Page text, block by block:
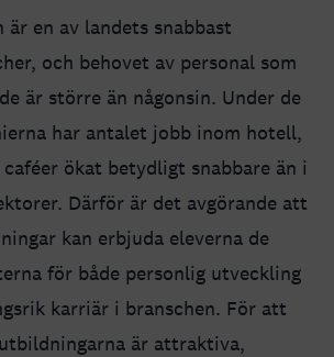
är en av landets snabbast
och behovet av personal som
är större än någonsin. Under de
har antalet jobb inom hotell,
ökat betydligt snabbare än i
Därför är det avgörande att
kan erbjuda eleverna de
för både personlig utveckling
karriär i branschen. För att
är attraktiva,